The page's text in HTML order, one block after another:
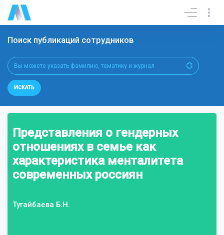
Поиск публикаций сотрудников
ИСКАТЬ
Представления о гендерных
отношениях в семье как
характеристика менталитета
современных россиян
Тугайбаева Б.Н.